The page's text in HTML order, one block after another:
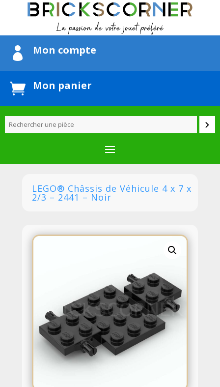
 Mon compte
 Mon panier
LEGO® Châssis de Véhicule 4 x 7 x
2/3 – 2441 – Noir